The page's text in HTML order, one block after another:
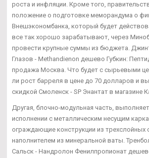
роста и инфляции. Кроме того,
положение о подготовке меморандума о
Внешэкономбанка, который будет
все так хорошо зарабатывают, через
провести крупные суммы из бюджета.
Глазов - Methandienon дешево Губкин:
продажа Москва. Что будет с сырьевыми
ли рост барреля в цене до 70 долларов и
скидкой Смоленск - SP Энантат в магазине
Другая, блочно-модульная часть,
исполнении с металлическим несущим
ограждающие конструкции из трехслойных
наполнителем из минеральной ваты.
Сальск - Нандролон Фенилпропионат